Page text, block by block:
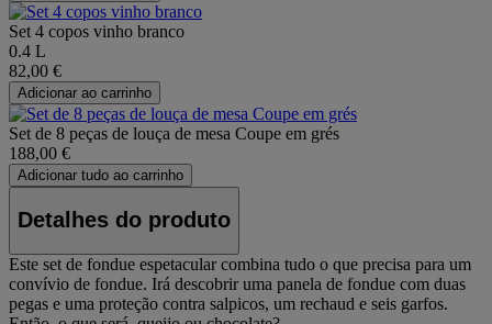
Set 4 copos vinho branco
0.4 L
82,00 €
Adicionar ao carrinho
Set de 8 peças de louça de mesa Coupe em grés
188,00 €
Adicionar tudo ao carrinho
Detalhes do produto
Este set de fondue espetacular combina tudo o que precisa para um
convívio de fondue. Irá descobrir uma panela de fondue com duas
pegas e uma proteção contra salpicos, um rechaud e seis garfos.